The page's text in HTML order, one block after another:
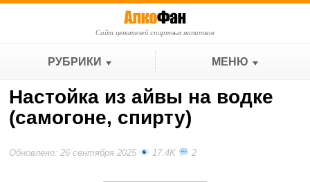
Сайт ценителей спиртных напитков
РУБРИКИ МЕНЮ
Настойка из айвы на водке
(самогоне, спирту)
Обновлено: 26 сентября 2025 17.4K 2